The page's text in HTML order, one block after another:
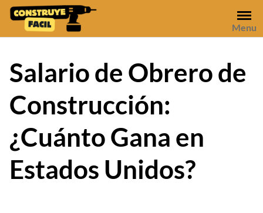
Skip
content
Menu
Salario de Obrero de
Construcción:
¿Cuánto Gana en
Estados Unidos?